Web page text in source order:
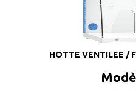
HOTTE VENTILEE /